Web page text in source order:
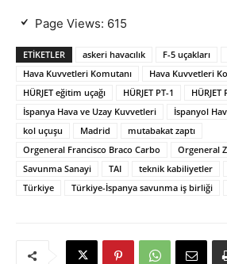
Page Views: 615
ETIKETLER askeri havacılık F-5 uçakları
Hava Kuvvetleri Komutanı
Hava Kuvvetleri
HÜRJET eğitim uçağı
HÜRJET PT-1
HÜRJET
İspanya Hava ve Uzay Kuvvetleri
İspanyol
kol uçuşu
Madrid
mutabakat zaptı
Orgeneral Francisco Braco Carbo
Orgeneral
Savunma Sanayi
TAI teknik kabiliyetler
Türkiye
Türkiye-İspanya savunma iş birliği